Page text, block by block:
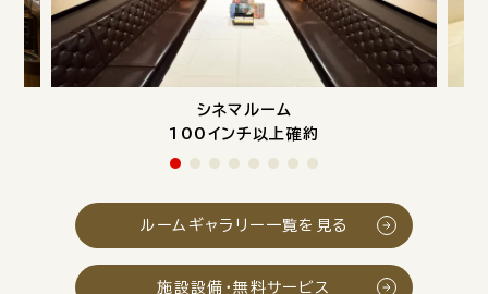
シネマルーム
100インチ以上確約
ルームギャラリー一覧を見る
施設設備・無料サービス